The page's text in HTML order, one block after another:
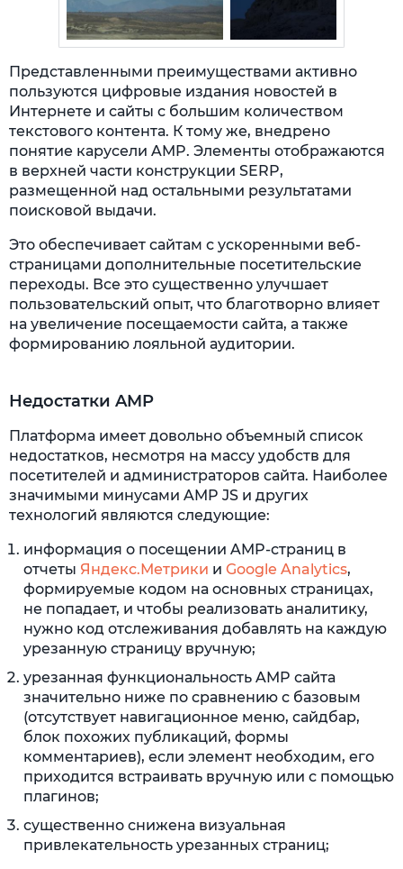
Представленными преимуществами активно
пользуются цифровые издания новостей в
Интернете и сайты с большим количеством
текстового контента. К тому же, внедрено
понятие карусели AMP. Элементы отображаются
в верхней части конструкции SERP,
размещенной над остальными результатами
поисковой выдачи.
Это обеспечивает сайтам с ускоренными веб-
страницами дополнительные посетительские
переходы. Все это существенно улучшает
пользовательский опыт, что благотворно влияет
на увеличение посещаемости сайта, а также
формированию лояльной аудитории.
Недостатки AMP
Платформа имеет довольно объемный список
недостатков, несмотря на массу удобств для
посетителей и администраторов сайта. Наиболее
значимыми минусами AMP JS и других
технологий являются следующие:
информация о посещении AMP-страниц в
отчеты Яндекс.Метрики и Google Analytics,
формируемые кодом на основных страницах,
не попадает, и чтобы реализовать аналитику,
нужно код отслеживания добавлять на каждую
урезанную страницу вручную;
урезанная функциональность AMP сайта
значительно ниже по сравнению с базовым
(отсутствует навигационное меню, сайдбар,
блок похожих публикаций, формы
комментариев), если элемент необходим, его
приходится встраивать вручную или с помощью
плагинов;
существенно снижена визуальная
привлекательность урезанных страниц;